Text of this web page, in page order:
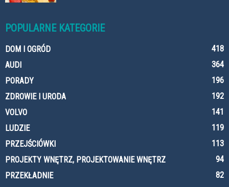
POPULARNE KATEGORIE
DOM I OGRÓD
418
AUDI
364
PORADY
196
ZDROWIE I URODA
192
VOLVO
141
LUDZIE
119
PRZEJŚCIÓWKI
113
PROJEKTY WNĘTRZ, PROJEKTOWANIE WNĘTRZ
94
PRZEKŁADNIE
82